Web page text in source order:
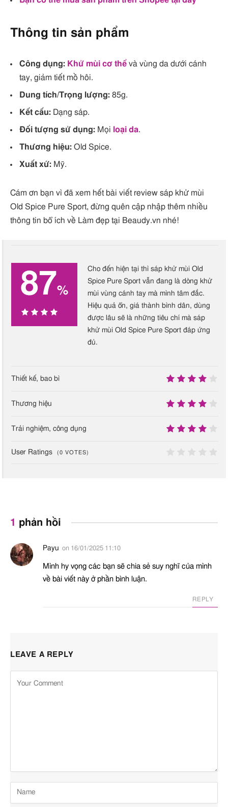
Thông tin sản phẩm
Công dụng: Khử mùi cơ thể và vùng da dưới cánh
tay, giảm tiết mồ hôi.
Dung tích/Trọng lượng: 85g.
Kết cấu: Dạng sáp.
Đối tượng sử dụng: Mọi loại da.
Thương hiệu: Old Spice.
Xuất xứ: Mỹ.
Cám ơn bạn vì đã xem hết bài viết review sáp khử mùi
Old Spice Pure Sport, đừng quên cập nhập thêm nhiều
thông tin bổ ích về Làm đẹp tại Beaudy.vn nhé!
87%
%
Cho đến hiện tại thì sáp khử mùi Old
Spice Pure Sport vẫn đang là dòng khử
mùi vùng cánh tay mà mình tâm đắc.
Hiệu quả ổn, giá thành bình dân, dùng
được lâu sẽ là những tiêu chí mà sáp
khử mùi Old Spice Pure Sport đáp ứng
đủ.
Thiết kế, bao bì
Thương hiệu
Trải nghiệm, công dụng
User Ratings (0 VOTES)
1 phản hồi
Payu on 16/01/2025 11:10
Mình hy vọng các bạn sẽ chia sẻ suy nghĩ của mình
về bài viết này ở phần bình luận.
REPLY
LEAVE A REPLY